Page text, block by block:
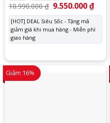
10.990.000₫ Giá
gốc
là:
10.990.000 ₫.
9.550.000₫Giá
tại
[HOT] DEAL Siêu Sốc - Tặng mã
giảm giá khi mua hàng - Miễn phí
giao hàng
Giảm 16%